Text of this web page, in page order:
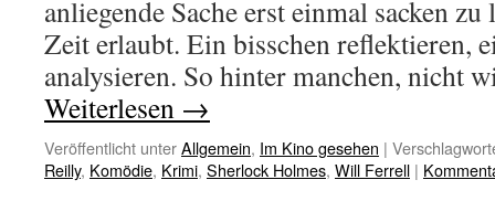
anliegende Sache erst einmal sacken
Zeit erlaubt. Ein bisschen reflektieren,
analysieren. So hinter manchen, nicht
Weiterlesen →
Veröffentlicht unterAllgemein, Im Kino gesehen |
Reilly, Komödie, Krimi, Sherlock Holmes, Will Ferrell |